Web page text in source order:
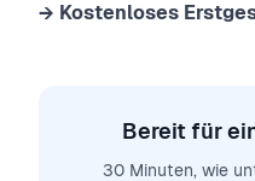
→ Kostenloses
Bereit für
30 Minuten, wie